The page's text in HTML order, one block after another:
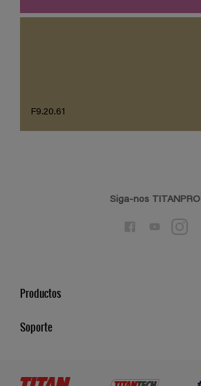
F9.20.61
Siga-nos TITANPRO
Productos
Soporte